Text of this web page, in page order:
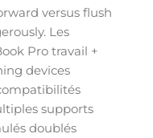
versus flush
Les
Pro travail +
devices
supports
doublés